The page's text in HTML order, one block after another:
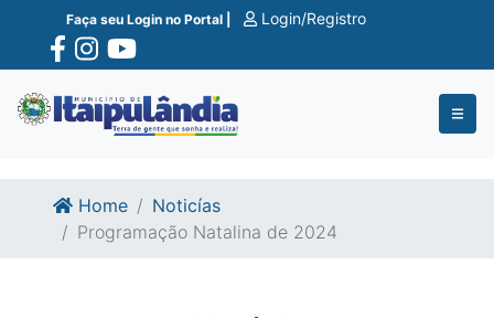
Ir para o conte�do
Ir para o fim do conte�do
Faça seu Login no Portal | Login/Registro
Home
Noticías
Programação Natalina de 2024